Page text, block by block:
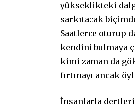
yükseklikteki
sarkıtacak
Saatlerce oturup
kendini bulmaya
kimi zaman da
fırtınayı ancak
İnsanlarla